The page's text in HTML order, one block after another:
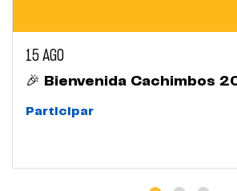
15 AGO
🎉 Bienvenida Cachimbos
Participar